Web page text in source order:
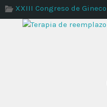
XXIII Congreso de